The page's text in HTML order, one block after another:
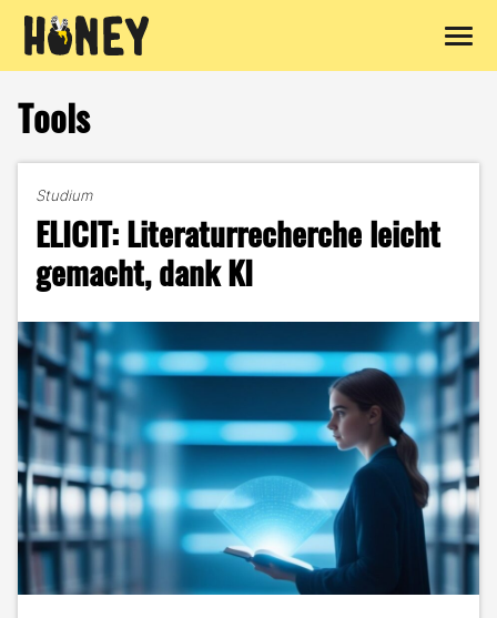
Inhalt
springen
Tools
Studium
ELICIT: Literaturrecherche leicht
gemacht, dank KI